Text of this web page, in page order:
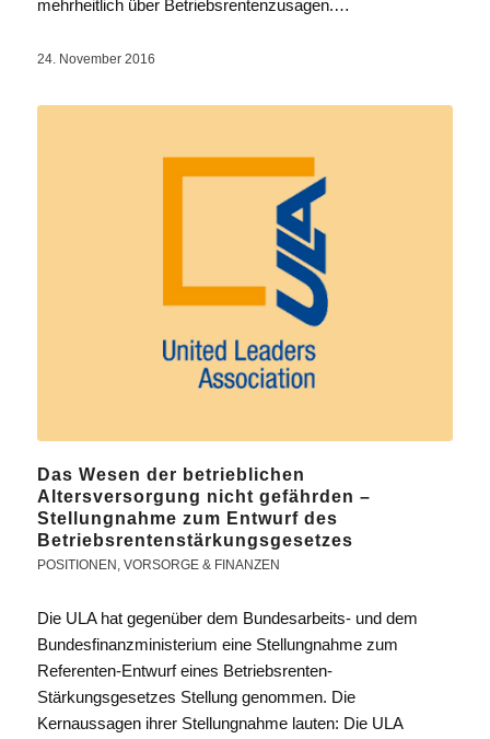
mehrheitlich über Betriebsrentenzusagen.…
24. November 2016
Das Wesen der betrieblichen
Altersversorgung nicht gefährden –
Stellungnahme zum Entwurf des
Betriebsrentenstärkungsgesetzes
POSITIONEN , VORSORGE & FINANZEN
Die ULA hat gegenüber dem Bundesarbeits- und dem
Bundesfinanzministerium eine Stellungnahme zum
Referenten-Entwurf eines Betriebsrenten-
Stärkungsgesetzes Stellung genommen. Die
Kernaussagen ihrer Stellungnahme lauten: Die ULA